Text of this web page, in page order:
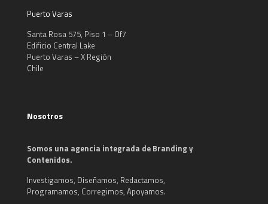
Puerto Varas
Santa Rosa 575, Piso 1 – Of7
Edificio Central Lake
Puerto Varas – X Región
Chile
Nosotros
Somos una agencia integrada de Branding y
Contenidos.
Investigamos, Diseñamos, Redactamos,
Programamos, Corregimos, Apoyamos.